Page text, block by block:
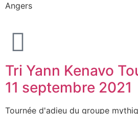
Angers
Tri Yann Kenavo
11 septembre 2021
Tournée d'adieu du groupe